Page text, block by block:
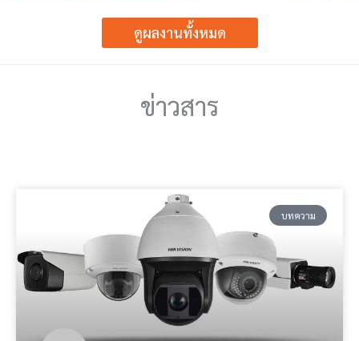
ดูผลงานทั้งหมด
ข่าวสาร
บทความ